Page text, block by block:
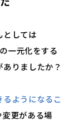
としては
一元化をする
りましたか？
ようになるこ
更がある場